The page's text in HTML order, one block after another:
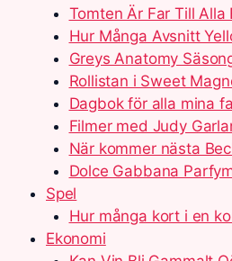
Tomten Är Far Till Alla
Hur Många Avsnitt
Greys Anatomy
Rollistan i Sweet
Dagbok för alla mina
Filmer med Judy
När kommer nästa
Dolce Gabbana
Spel
Hur många kort i en
Ekonomi